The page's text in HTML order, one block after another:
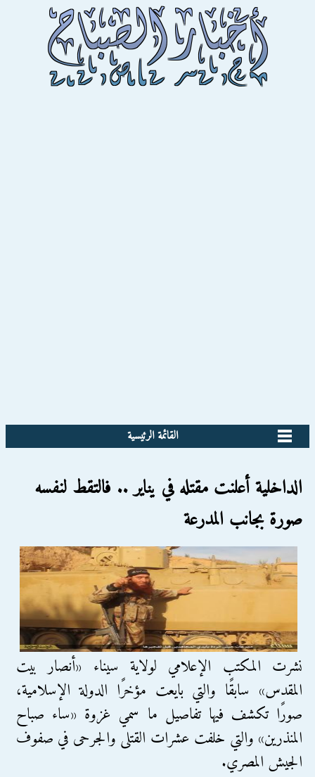
القائمة الرئيسية
الداخلية أعلنت مقتله في يناير .. فالتقط لنفسه
صورة بجانب المدرعة
نشرت المكتب الإعلامي لولاية سيناء «أنصار بيت
المقدس» سابقًا والتي بايعت مؤخرًا الدولة الإسلامية،
صورًا تكشف فيها تفاصيل ما سمي غزوة «ساء صباح
المنذرين» والتي خلفت عشرات القتلى والجرحى في صفوف
الجيش المصري.